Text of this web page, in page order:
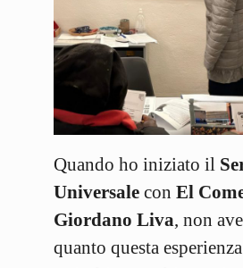
Quando ho iniziato il
Universale con El
Giordano Liva, non
quanto questa